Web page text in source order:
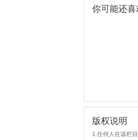
你可能还喜
版权说明
1.任何人在该栏